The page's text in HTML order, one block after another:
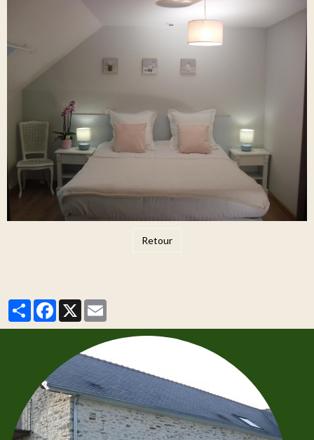
Retour
PartagerFacebook
X